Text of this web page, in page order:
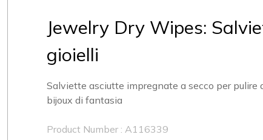
Jewelry Dry Wipes:
gioielli
Salviette asciutte impregnate a secco per pulire
bijoux di fantasia
Product Number : A116339